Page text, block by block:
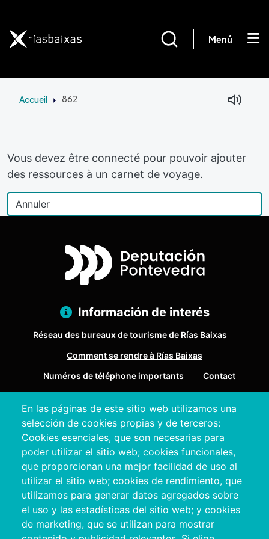
Menú
Accueil 862
Vous devez être connecté pour pouvoir ajouter
des ressources à un carnet de voyage.
En las páginas de este sitio web utilizamos una
selección de cookies propias y de terceros:
Cookies esenciales, que son necesarias para
poder utilizar el sitio web; cookies funcionales,
que proporcionan una mejor facilidad de uso al
utilizar el sitio web; cookies de rendimiento, que
utilizamos para generar datos agregados sobre
el uso y las estadísticas del sitio web; y cookies
de marketing, que se utilizan para mostrar
Información de interés
Réseau des bureaux de tourisme de Rías Baixas
Comment se rendre à Rías Baixas
Numéros de téléphone importants
Contact
Pazo Deputación Provincial. Avda. Montero Ríos, s/n - 36071
Pontevedra
+34 986 804 100 | +34 986 804 124